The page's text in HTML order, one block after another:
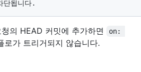
의 HEAD 커밋에 추가하면
on:
로가 트리거되지 않습니다.